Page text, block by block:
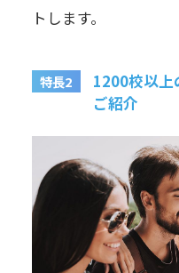
トします。
特長2
1200校以上
ご紹介